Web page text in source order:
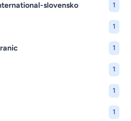
slovensko 1
1
1
1
1
1